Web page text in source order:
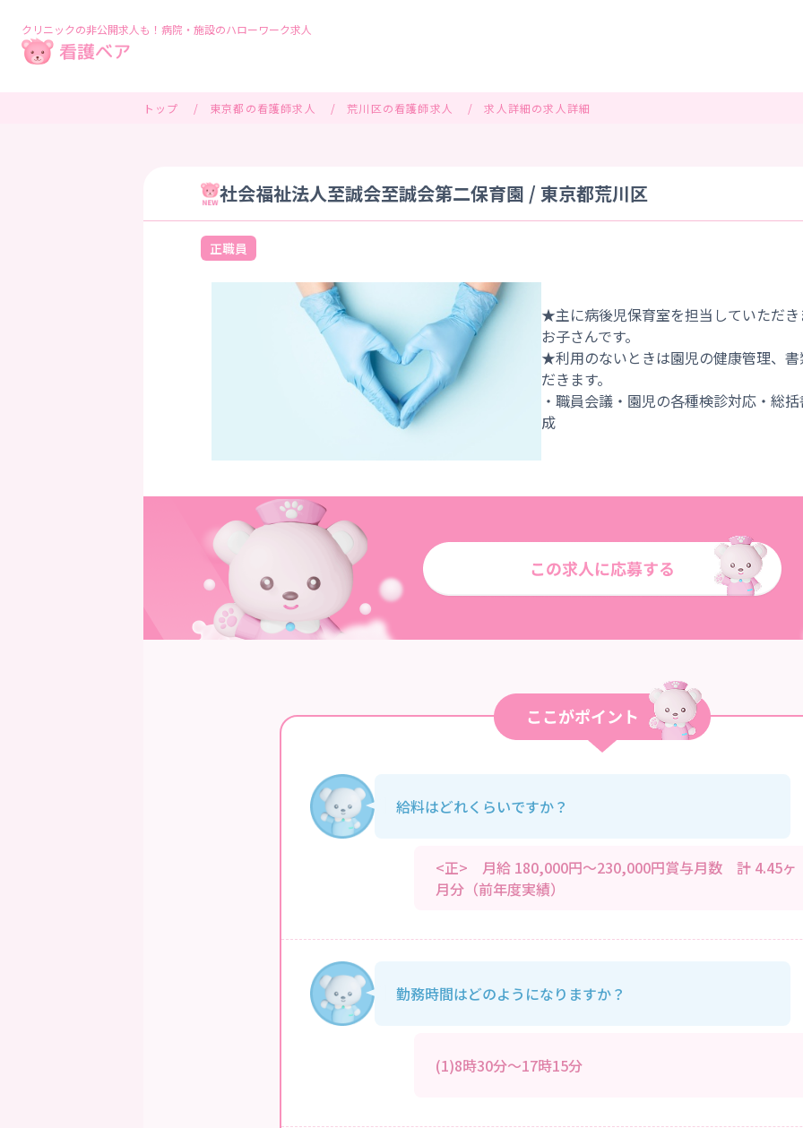
クリニックの非公開求人も！病院・施設のハローワーク求人
トップ 東京都の看護師求人 荒川区の看護師求人 求人詳細の求人詳細
社会福祉法人至誠会至誠会第二保育園 / 東京都荒川区
正職員
★主に病後児保育室を担当していただ
お子さんです。
★利用のないときは園児の健康管理、
だきます。
・職員会議・園児の各種検診対応・総
給料はどれくらいですか？
<正> 月給 180,000円～230,000円賞与月数 計 4.45ヶ
月分（前年度実績）
勤務時間はどのようになりますか？
(1)8時30分～17時15分